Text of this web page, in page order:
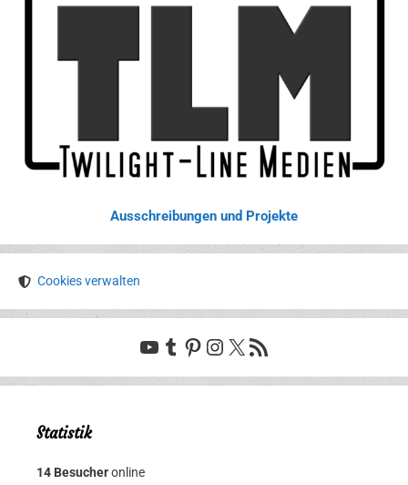
Ausschreibungen und Projekte
Cookies verwalten
YouTube
Tumblr
Pinterest
Instagram
X RSS-Feed
Statistik
14 Besucheronline